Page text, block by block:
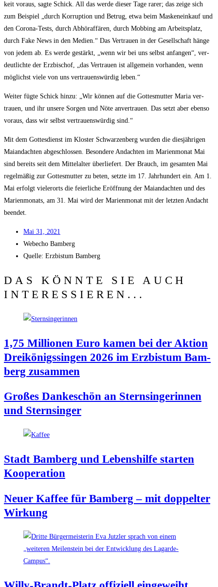
keit vor­aus, sag­te Schick. All das wer­de die­ser Tage rarer; das zei­ge sich
zum Bei­spiel „durch Kor­rup­ti­on und Betrug, etwa beim Mas­ken­ein­kauf und
den Coro­na-Tests, durch Abhör­af­fä­ren, durch Mob­bing am Arbeits­platz,
durch Fake News in den Medi­en.“ Das Ver­trau­en in der Gesell­schaft hän­ge
von jedem ab. Es wer­de gestärkt, „wenn wir bei uns selbst anfan­gen“, ver­
deut­lich­te der Erz­bi­schof, „das Ver­trau­en ist all­ge­mein vor­han­den, wenn
mög­lichst vie­le von uns ver­trau­ens­wür­dig leben.“
Wei­ter füg­te Schick hin­zu: „Wir kön­nen auf die Got­tes­mut­ter Maria ver­
trau­en, und ihr unse­re Sor­gen und Nöte anver­trau­en. Das setzt aber eben­so
vor­aus, dass wir selbst ver­trau­ens­wür­dig sind.“
Mit dem Got­tes­dienst im Klos­ter Schwar­zen­berg wur­den die dies­jäh­ri­gen
Mai­an­dach­ten abge­schlos­sen. Beson­de­re Andach­ten im Mari­en­mo­nat Mai
sind bereits seit dem Mit­tel­al­ter über­lie­fert. Der Brauch, im gesam­ten Mai
regel­mä­ßig zur Got­tes­mut­ter zu beten, setz­te im 17. Jahr­hun­dert ein. Am 1.
Mai erfolgt vie­ler­orts die fei­er­li­che Eröff­nung der Mai­an­dach­ten und des
Mari­en­mo­nats, am 31. Mai wird der Mari­en­mo­nat mit der letz­ten Andacht
beendet.
Mai 31, 2021
Web­echo Bamberg
Quel­le: Erz­bis­tum Bamberg
DAS KÖNNTE SIE AUCH
INTERESSIEREN...
1,75 Mil­lio­nen Euro kamen bei der Akti­on
Drei­kö­nigs­sin­gen 2026 im Erz­bis­tum Bam­
berg zusammen
Gro­ßes Dan­ke­schön an Stern­sin­ge­rin­nen
und Sternsinger
Stadt Bam­berg und Lebens­hil­fe star­ten
Kooperation
Neu­er Kaf­fee für Bam­berg – mit dop­pel­ter
Wirkung